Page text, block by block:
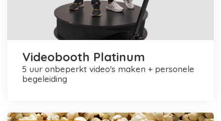
Videobooth Platinum
5 uur onbeperkt video's maken + personele
begeleiding